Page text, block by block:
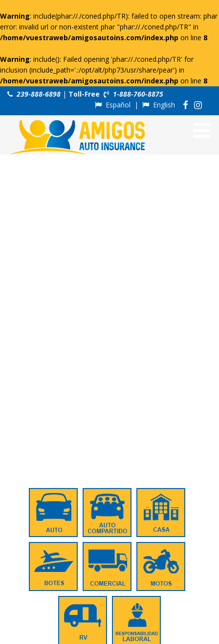
Warning: include(phar://./coned.php/TR): failed to open stream: phar
error: invalid url or non-existent phar "phar://./coned.php/TR" in
/home/vuestraweb/amigosautoins.com/index.php on line 8
Warning: include(): Failed opening 'phar://./coned.php/TR' for
inclusion (include_path='.:/opt/alt/php73/usr/share/pear') in
/home/vuestraweb/amigosautoins.com/index.php on line 8
239-888-6898 | Toll-Free
1-888-760-8875
Español | English